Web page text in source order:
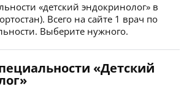
«детский эндокринолог» в
Всего на сайте 1 врач по
Выберите нужного.
«Детский